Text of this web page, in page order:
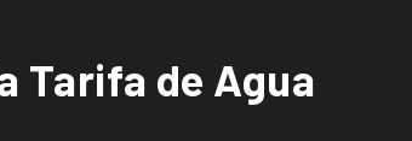
Tarifa de Agua